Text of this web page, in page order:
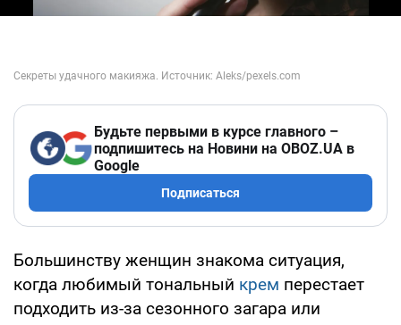
Будьте первыми в курсе главного –
подпишитесь на Новини на OBOZ.UA в
Google
Подписаться
Большинству женщин знакома ситуация,
когда любимый тональный крем перестает
подходить из-за сезонного загара или